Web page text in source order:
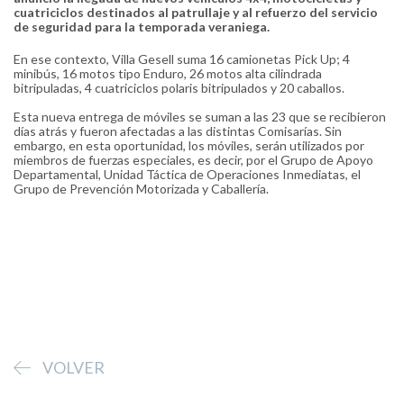
cuatriciclos destinados al patrullaje y al refuerzo del servicio
de seguridad para la temporada veraniega.
En ese contexto, Villa Gesell suma 16 camionetas Pick Up; 4
minibús, 16 motos tipo Enduro, 26 motos alta cilindrada
bitripuladas, 4 cuatriciclos polaris bitripulados y 20 caballos.
Esta nueva entrega de móviles se suman a las 23 que se recibieron
días atrás y fueron afectadas a las distintas Comisarías. Sin
embargo, en esta oportunidad, los móviles, serán utilizados por
miembros de fuerzas especiales, es decir, por el Grupo de Apoyo
Departamental, Unidad Táctica de Operaciones Inmediatas, el
Grupo de Prevención Motorizada y Caballería.
VOLVER